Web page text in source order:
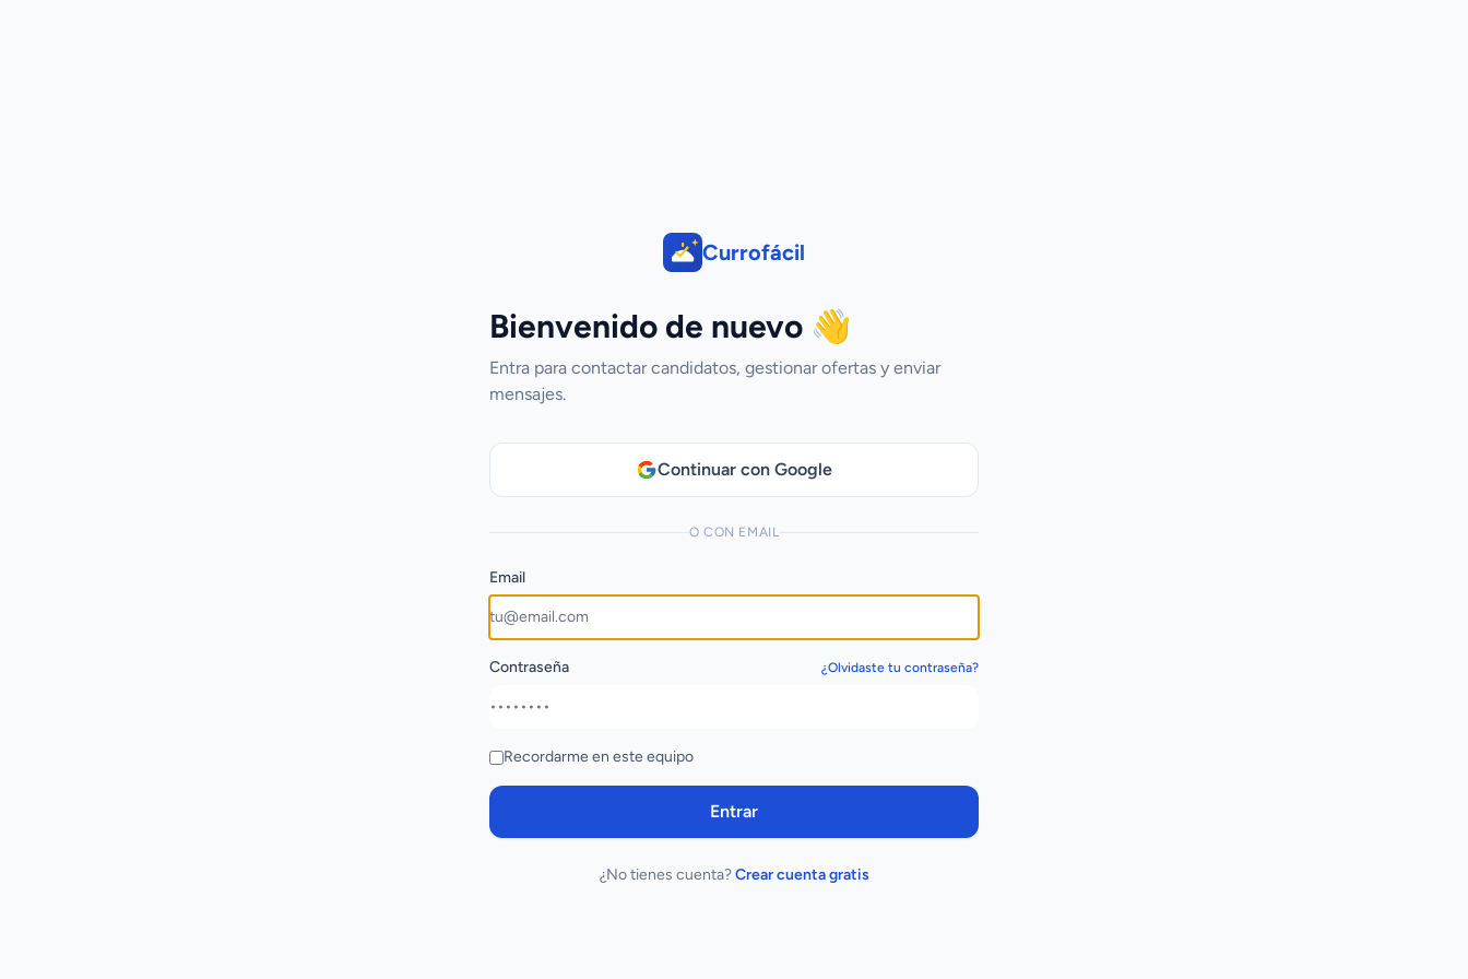
Currofácil
Bienvenido de nuevo 👋
Entra para contactar candidatos, gestionar ofertas y enviar
mensajes.
Continuar con Google
O CON EMAIL
Email
Contraseña ¿Olvidaste tu contraseña?
Recordarme en este equipo
Entrar
¿No tienes cuenta?Crear cuenta gratis